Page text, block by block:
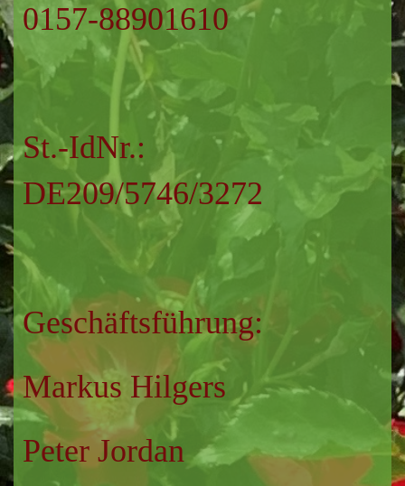
0157-88901610
St.-IdNr.:
DE209/5746/3272
Geschäftsführung:
Markus Hilgers
Peter Jordan